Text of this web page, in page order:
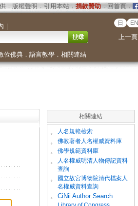
． 版權聲明 ． 引用本站． 捐款贊助．回首頁．
｜ 日 EN
上一頁
位佛典． 語言教學． 相關連結
相關連結
。 人名規範檢索
。 佛教著者人名權威資料庫
。 佛學規範資料庫
。
人名權威明清人物傳記資料
查詢
。
國立故宮博物院清代檔案人
名權威資料查詢
。
CiNii Author Search